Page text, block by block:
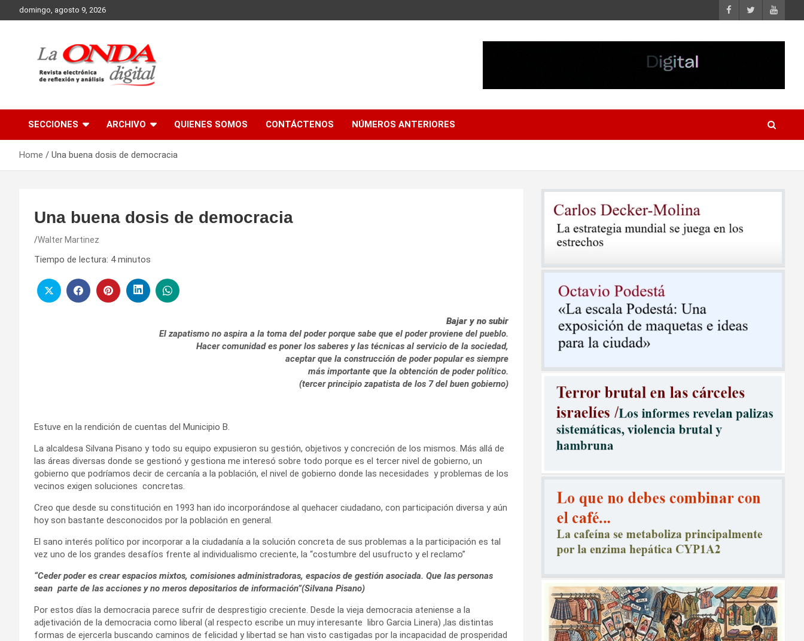
to
domingo, agosto 9, 2026
SECCIONES ARCHIVO QUIENES SOMOS CONTÁCTENOS NÚMEROS ANTERIORES
Home Una buena dosis de democracia
Una buena dosis de democracia
Walter Martinez
Tiempo de lectura: 4 minutos
Bajar y no subir
El zapatismo no aspira a la toma del poder porque sabe que el poder proviene del pueblo.
Hacer comunidad es poner los saberes y las técnicas al servicio de la sociedad,
aceptar que la construcción de poder popular es siempre
más importante que la obtención de poder político.
(tercer principio zapatista de los 7 del buen gobierno)
Estuve en la rendición de cuentas del Municipio B.
La alcaldesa Silvana Pisano y todo su equipo expusieron su gestión, objetivos y concreción de los mismos. Más allá de
las áreas diversas donde se gestionó y gestiona me interesó sobre todo porque es el tercer nivel de gobierno, un
gobierno que podríamos decir de cercanía a la población, el nivel de gobierno donde las necesidades y problemas de los
vecinos exigen soluciones concretas.
Creo que desde su constitución en 1993 han ido incorporándose al quehacer ciudadano, con participación diversa y aún
hoy son bastante desconocidos por la población en general.
El sano interés político por incorporar a la ciudadanía a la solución concreta de sus problemas a la participación es tal
vez uno de los grandes desafíos frente al individualismo creciente, la “costumbre del usufructo y el reclamo”
“Ceder poder es crear espacios mixtos, comisiones administradoras, espacios de gestión asociada. Que las personas
sean parte de las acciones y no meros depositarios de información”(Silvana Pisano)
Por estos días la democracia parece sufrir de desprestigio creciente. Desde la vieja democracia ateniense a la
adjetivación de la democracia como liberal (al respecto escribe un muy interesante libro Garcia Linera) ,las distintas
formas de ejercerla buscando caminos de felicidad y libertad se han visto castigadas por la incapacidad de prosperidad